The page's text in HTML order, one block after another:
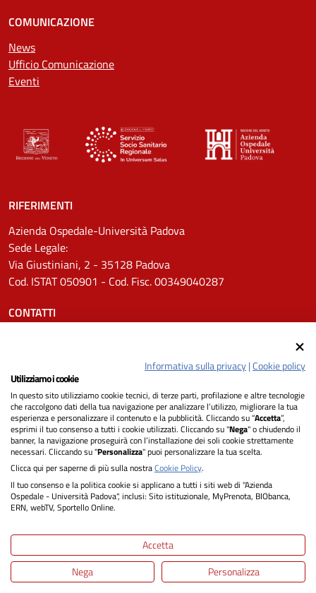
COMUNICAZIONE
News
Ufficio Comunicazione
Eventi
RIFERIMENTI
Azienda Ospedale-Università Padova
Sede Legale:
Via Giustiniani, 2 - 35128 Padova
Cod. ISTAT 050901 - Cod. Fisc. 00349040287
CONTATTI
Pec: protocollo.aopd@pecveneto.it
SEGUICI SU
Privacy
Dichiarazione di Accessibilità
Mappa del sito
Informativa sulla privacy|Cookie policy
Utilizziamo i cookie
In questo sito utilizziamo cookie tecnici, di terze parti, profilazione e altre tecnologie
che raccolgono dati della tua navigazione per analizzare l’utilizzo, migliorare la tua
esperienza e personalizzare il contenuto e la pubblicità. Cliccando su “Accetta”,
esprimi il tuo consenso a tutti i cookie utilizzati. Cliccando su "Nega" o chiudendo il
banner, la navigazione proseguirà con l’installazione dei soli cookie strettamente
necessari. Cliccando su "Personalizza" puoi personalizzare la tua scelta.
Clicca qui per saperne di più sulla nostraCookie Policy.
Il tuo consenso e la politica cookie si applicano a tutti i siti web di "Azienda
Ospedale - Università Padova", inclusi: Sito istituzionale, MyPrenota, BIObanca,
ERN, webTV, Sportello Online.
Accetta
Nega
Personalizza